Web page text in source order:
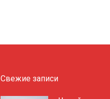
Свежие записи